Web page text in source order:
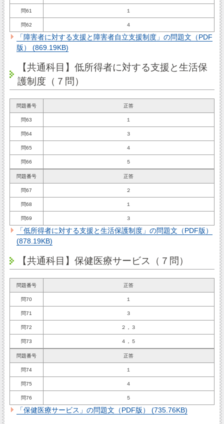
問61 １
問62 ４
「障害者に対する支援と障害者自立支援制度」の問題文（PDF
版） (869.19KB)
【共通科目】低所得者に対する支援と生活保
護制度（７問）
問題番号 正答
問63 １
問64 ３
問65 ４
問66 ５
問題番号 正答
問67 ２
問68 １
問69 ３
「低所得者に対する支援と生活保護制度」の問題文（PDF版）
(878.19KB)
【共通科目】保健医療サービス（７問）
問題番号 正答
問70 １
問71 ３
問72 ２，３
問73 ４，５
問題番号 正答
問74 １
問75 ４
問76 ５
「保健医療サービス」の問題文（PDF版） (735.76KB)